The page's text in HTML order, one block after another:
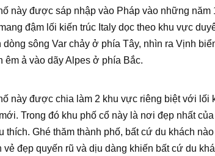
này được sáp nhập vào Pháp vào những
đậm lối kiến trúc Italy dọc theo khu vực
dòng sông Var chảy ở phía Tây, nhìn ra Vịnh
êm ả vào dãy Alpes ở phía Bắc.
này được chia làm 2 khu vực riêng biệt với lối
Trong đó khu phố cổ này là nơi đẹp nhất
thích. Ghé thăm thành phố, bất cứ du khách
vẻ đẹp quyến rũ và dịu dàng khiến bất cứ du